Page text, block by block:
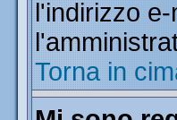
l'indirizzo
Torna in